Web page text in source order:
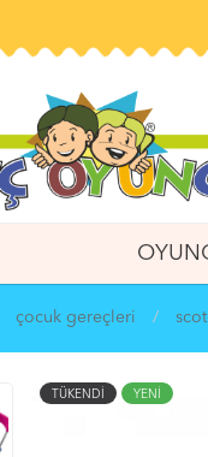
çocuk gereçleri̇
TÜKENDİ YENİ